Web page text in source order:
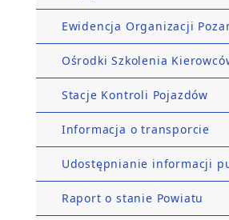
Ewidencja Organizacji
Ośrodki Szkolenia
Stacje Kontroli Pojazdów
Informacja o transporcie
Udostępnianie informacji
Raport o stanie Powiatu